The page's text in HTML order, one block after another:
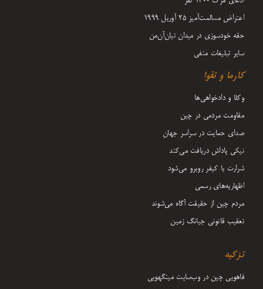
اعتراض مسالمت‌آمیز ۲۵ آوریل ۱۹۹۹
حقه خودسوزی در میدان تیان‌آن‌من
سایر تبلیغات منفی
کارما و تقوا
وکلا و دادخواهی‌ها
مقاومت مردمی در چین
صدای حمایت در سراسر جهان
نیکی پاداش دریافت می‌کند
شرارت با کیفر روبرو می‌شود
اظهاریه‌های رسمی
مردم چین از حقیقت آگاه می‌شوند
تعقیب قانونی جیانگ زمین
تزکیه
فاهویی چین در وب‌سایت مینگهویی